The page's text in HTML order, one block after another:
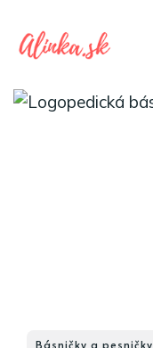
Básničky a pesničky